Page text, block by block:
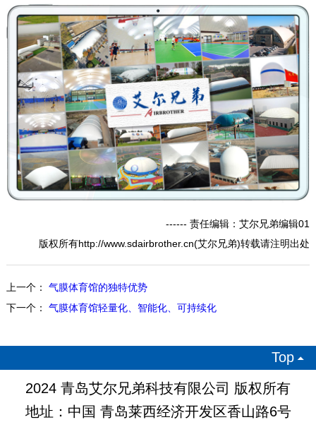
------ 责任编辑：艾尔兄弟编辑01
版权所有http://www.sdairbrother.cn(艾尔兄弟)转载请注明出处
上一个： 气膜体育馆的独特优势
下一个： 气膜体育馆轻量化、智能化、可持续化
Top
2024 青岛艾尔兄弟科技有限公司 版权所有
地址：中国 青岛莱西经济开发区香山路6号